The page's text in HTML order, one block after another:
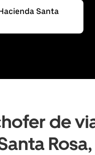
Santa
de
Rosa,